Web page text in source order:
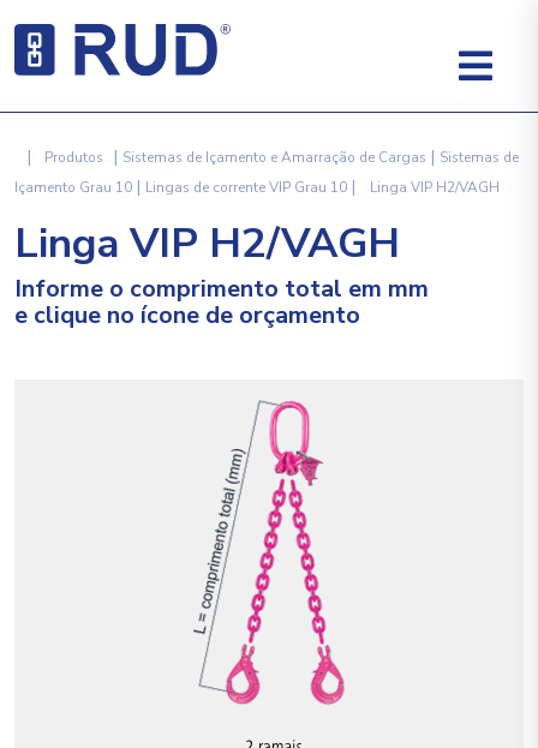
| Produtos | Sistemas de Içamento e Amarração de Cargas | Sistemas de
Içamento Grau 10 | Lingas de corrente VIP Grau 10 | Linga VIP H2/VAGH
Linga VIP H2/VAGH
Informe o comprimento total em mm
e clique no ícone de orçamento